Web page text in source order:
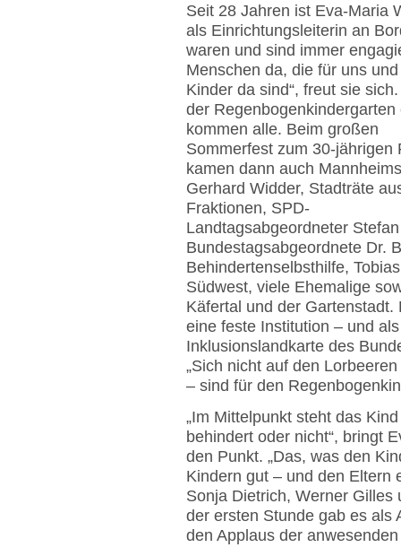
Seit 28 Jahren ist Eva-Maria
als Einrichtungsleiterin an
waren und sind immer
Menschen da, die für uns
Kinder da sind“, freut sie
der Regenbogenkindergarten
kommen alle. Beim großen
Sommerfest zum 30-jährigen
kamen dann auch
Gerhard Widder, Stadträte
Fraktionen, SPD-
Landtagsabgeordneter
Bundestagsabgeordnete Dr.
Behindertenselbsthilfe,
Südwest, viele Ehemalige
Käfertal und der
eine feste Institution – und
Inklusionslandkarte des
„Sich nicht auf den
– sind für den
„Im Mittelpunkt steht das
behindert oder nicht“, bringt
den Punkt. „Das, was den
Kindern gut – und den Eltern
Sonja Dietrich, Werner
der ersten Stunde gab es als
den Applaus der